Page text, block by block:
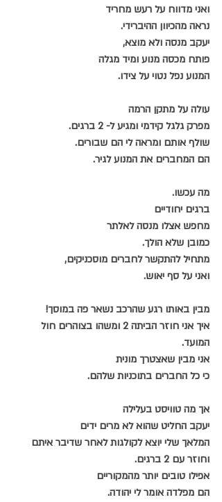
ואני מדווח על רעש מחריד
נראה מהכיוון ההיברידי.
יעקב מנסה ולא מוצא,
פותח מכסה מנוע ומיד מגלה
המנוע נפל נטוי על צידו.
עולה על מתקן הרמה
מפרק גלגל קידמי ומגיע ל- 2 ברגים.
שולף אותם ומראה לי הם שבורים.
הם המחברים את המנוע לגיר.
מה עכשו.
ברגים יחודיים
מחפש אצלו מנסה לאלתר
כמובן שלא הולך.
מתחיל להתקשר לחברים מוסכניקים,
ואני על סף יאוש.
מבין באותו רגע שהרכב נשאר פה במוסך!
איך אני חוזר הביתה 2 ומשהו בצוהרים חול
המועד.
אני מבין שאצטרך מונית
כי כל החברים בתוכניות שלהם.
אך מה טוויסט בעלילה
יעקב החליט שהוא לא מרים ידים
המלאך שלי יוצא לקולגות לאחר שדיבר איתם
וחוזר עם 2 ברגים.
אפילו טובים יותר מהמקוריים
הם מפלדה אומר לי יהודה.